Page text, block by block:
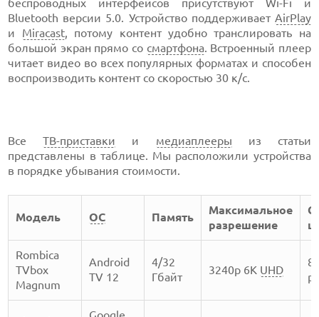
беспроводных интерфейсов присутствуют Wi-Fi и
Bluetooth версии 5.0. Устройство поддерживает AirPlay
и Miracast, потому контент удобно транслировать на
большой экран прямо со смартфона. Встроенный плеер
читает видео во всех популярных форматах и способен
воспроизводить контент со скоростью 30 к/с.
ВсеТВ-приставки и медиаплееры из статьи
представлены в таблице. Мы расположили устройства
в порядке убывания стоимости.
Модель ОС Память
Максимальное
разрешение
Rombica
TVbox
Magnum
Android
TV 12
4/32
Гбайт
3240p 6K UHD